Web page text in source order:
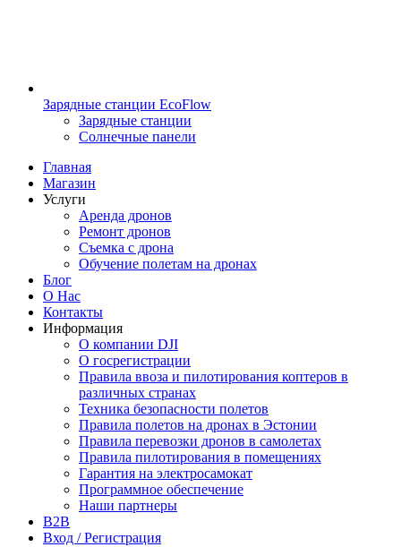
Зарядные станции EcoFlow
Зарядные станции
Солнечные панели
Главная
Магазин
Услуги
Аренда дронов
Ремонт дронов
Съемка с дрона
Обучение полетам на дронах
Блог
О Нас
Контакты
Информация
О компании DJI
О госрегистрации
Правила ввоза и пилотирования коптеров в
различных странах
Техника безопасности полетов
Правила полетов на дронах в Эстонии
Правила перевозки дронов в самолетах
Правила пилотирования в помещениях
Гарантия на электросамокат
Программное обеспечение
Наши партнеры
B2B
Вход / Регистрация